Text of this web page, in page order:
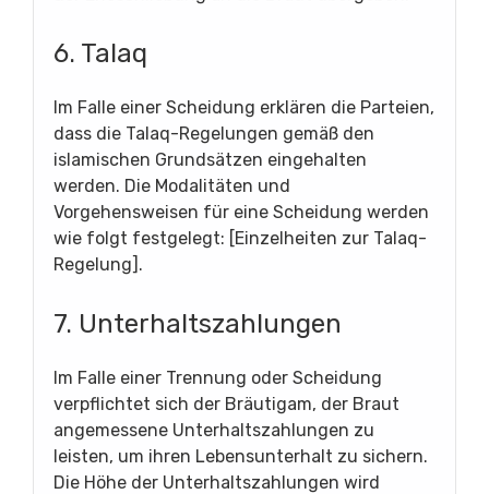
6. Talaq
Im Falle einer Scheidung erklären die Parteien,
dass die Talaq-Regelungen gemäß den
islamischen Grundsätzen eingehalten
werden. Die Modalitäten und
Vorgehensweisen für eine Scheidung werden
wie folgt festgelegt: [Einzelheiten zur Talaq-
Regelung].
7. Unterhaltszahlungen
Im Falle einer Trennung oder Scheidung
verpflichtet sich der Bräutigam, der Braut
angemessene Unterhaltszahlungen zu
leisten, um ihren Lebensunterhalt zu sichern.
Die Höhe der Unterhaltszahlungen wird